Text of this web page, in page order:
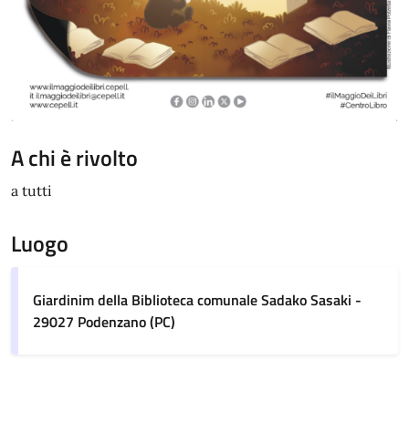
A chi è rivolto
a tutti
Luogo
Giardinim della Biblioteca comunale Sadako Sasaki -
29027 Podenzano (PC)